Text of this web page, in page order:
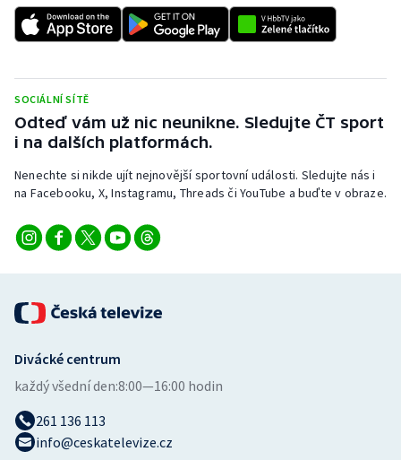
SOCIÁLNÍ SÍTĚ
Odteď vám už nic neunikne. Sledujte ČT sport
i na dalších platformách.
Nenechte si nikde ujít nejnovější sportovní události. Sledujte nás i
na Facebooku, X, Instagramu, Threads či YouTube a buďte v obraze.
Divácké centrum
každý všední den:8:00—16:00 hodin
261 136 113
info@ceskatelevize.cz